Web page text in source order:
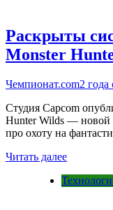
Раскрыты
Monster
Чемпионат.com2 года
Студия Capcom
Hunter Wilds — новой
про охоту на
Читать далее